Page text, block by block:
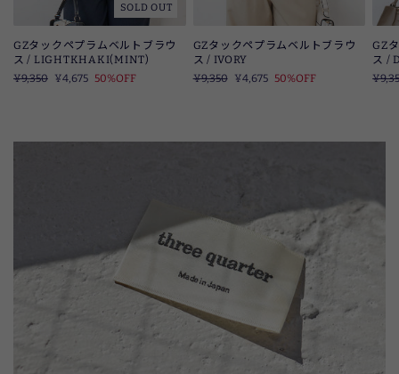
SOLD OUT
GZタックペプラムベルトブラウ
ス / LIGHTKHAKI(MINT)
定
¥9,350 SALE
¥4,675 50%OFF
GZタックペプラムベルトブラウ
ス / IVORY
定
¥9,350 SALE
¥4,675 50%OFF
GZ
ス /
定